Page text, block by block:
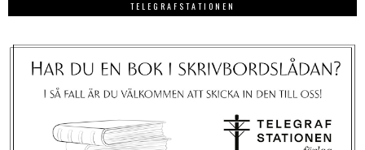
TELEGRAFSTATIONEN